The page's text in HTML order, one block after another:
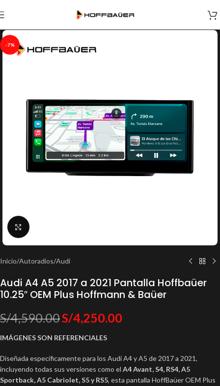
Skip to navigation
Skip to main content
-7%
Click to enlarge
Inicio/Autoradios/Audi
Audi A4 A5 2017 a 2021 Pantalla Hoffbaüer
10.25″ OEM Plus Hoffmann & Baüer
S/4,590.00S/4,250.00
IMÁGENES SON REFERENCIALES
Diseñada específicamente para los Audi A4 y A5 de 2017 a 2021,
incluyendo todas sus versiones como el A4 Avant, S4, RS4, A5
Sportback, A5 Cabriolet, S5 y RS5, esta pantalla HoffBaüer OEM Plus